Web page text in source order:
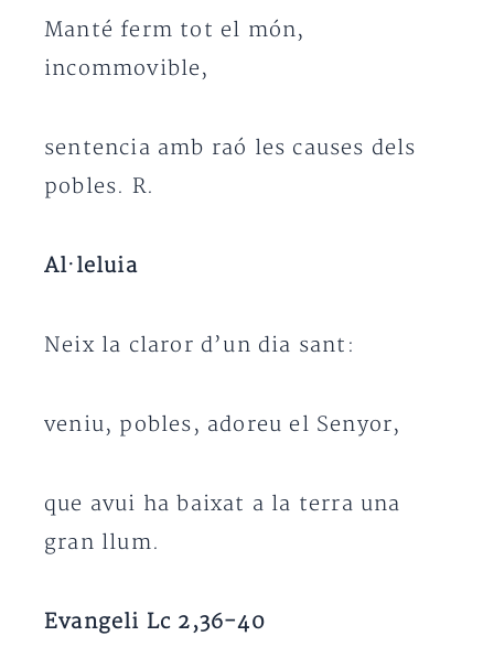
Manté ferm tot el món,
incommovible,
sentencia amb raó les causes dels
pobles. R.
Al·leluia
Neix la claror d’un dia sant:
veniu, pobles, adoreu el Senyor,
que avui ha baixat a la terra una
gran llum.
Evangeli Lc 2,36-40